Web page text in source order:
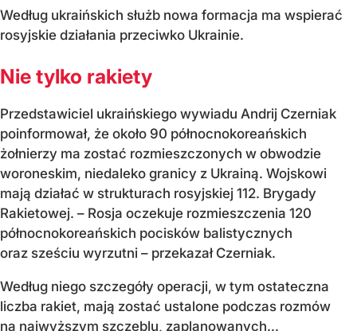
Według ukraińskich służb nowa formacja ma wspierać
rosyjskie działania przeciwko Ukrainie.
Nie tylko rakiety
Przedstawiciel ukraińskiego wywiadu Andrij Czerniak
poinformował, że około 90 północnokoreańskich
żołnierzy ma zostać rozmieszczonych w obwodzie
woroneskim, niedaleko granicy z Ukrainą. Wojskowi
mają działać w strukturach rosyjskiej 112. Brygady
Rakietowej. – Rosja oczekuje rozmieszczenia 120
północnokoreańskich pocisków balistycznych
oraz sześciu wyrzutni – przekazał Czerniak.
Według niego szczegóły operacji, w tym ostateczna
liczba rakiet, mają zostać ustalone podczas rozmów
na najwyższym szczeblu, zaplanowanych...